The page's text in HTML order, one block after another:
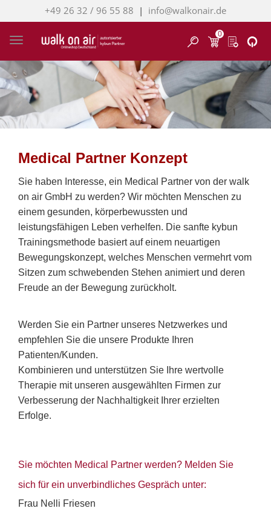
+49 26 32 / 96 55 88 | info@walkonair.de
Toggle navigation Finden
0
Medical Partner Konzept
Sie haben Interesse, ein Medical Partner von der walk
on air GmbH zu werden? Wir möchten Menschen zu
einem gesunden, körperbewussten und
leistungsfähigen Leben verhelfen. Die sanfte kybun
Trainingsmethode basiert auf einem neuartigen
Bewegungskonzept, welches Menschen vermehrt vom
Sitzen zum schwebenden Stehen animiert und deren
Freude an der Bewegung zurückholt.
Werden Sie ein Partner unseres Netzwerkes und
empfehlen Sie die unsere Produkte Ihren
Patienten/Kunden.
Kombinieren und unterstützen Sie Ihre wertvolle
Therapie mit unseren ausgewählten Firmen zur
Verbesserung der Nachhaltigkeit Ihrer erzielten
Erfolge.
Sie möchten Medical Partner werden? Melden Sie
sich für ein unverbindliches Gespräch unter:
Frau Nelli Friesen